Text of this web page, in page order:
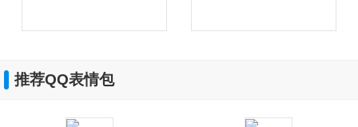
推荐QQ表情包